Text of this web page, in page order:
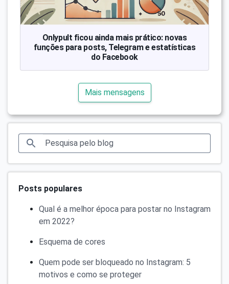
Onlypult ficou ainda mais prático: novas
funções para posts, Telegram e estatísticas
do Facebook
Mais mensagens
Posts populares
Qual é a melhor época para postar no Instagram
em 2022?
Esquema de cores
Quem pode ser bloqueado no Instagram: 5
motivos e como se proteger